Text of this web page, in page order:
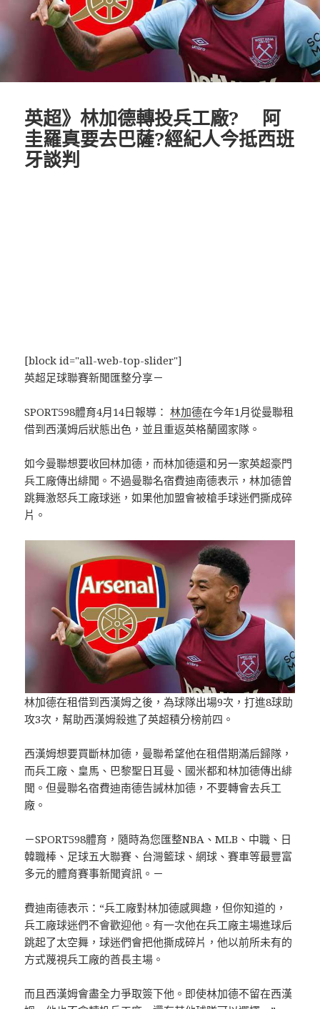
英超》林加德轉投兵工廠? 阿
圭羅真要去巴薩?經紀人今抵西班
牙談判
[block id="all-web-top-slider"]
英超足球聯賽新聞匯整分享－
SPORT598體育4月14日報導：林加德在今年1月從曼聯租
借到西漢姆后狀態出色，並且重返英格蘭國家隊。
如今曼聯想要收回林加德，而林加德還和另一家英超豪門
兵工廠傳出緋聞。不過曼聯名宿費迪南德表示，林加德曾
跳舞激怒兵工廠球迷，如果他加盟會被槍手球迷們撕成碎
片。
林加德在租借到西漢姆之後，為球隊出場9次，打進8球助
攻3次，幫助西漢姆殺進了英超積分榜前四。
西漢姆想要買斷林加德，曼聯希望他在租借期滿后歸隊，
而兵工廠、皇馬、巴黎聖日耳曼、國米都和林加德傳出緋
聞。但曼聯名宿費迪南德告誡林加德，不要轉會去兵工
廠。
－SPORT598體育，隨時為您匯整NBA、MLB、中職、日
韓職棒、足球五大聯賽、台灣籃球、網球、賽車等最豐富
多元的體育賽事新聞資訊。－
費迪南德表示：“兵工廠對林加德感興趣，但你知道的，
兵工廠球迷們不會歡迎他。有一次他在兵工廠主場進球后
跳起了太空舞，球迷們會把他撕成碎片，他以前所未有的
方式蔑視兵工廠的酋長主場。
而且西漢姆會盡全力爭取簽下他。即使林加德不留在西漢